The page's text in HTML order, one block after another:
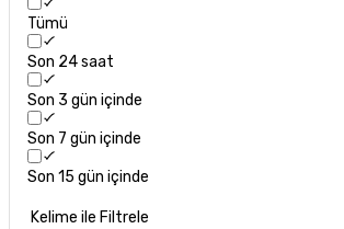
Tümü
Son 24 saat
Son 3 gün içinde
Son 7 gün içinde
Son 15 gün içinde
Kelime ile Filtrele